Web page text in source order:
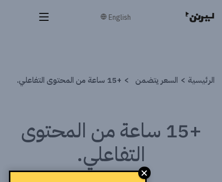
English
الرئيسية السعر يتضمن +15 ساعة من المحتوى التفاعلي.
+15 ساعة من المحتوى
التفاعلي.